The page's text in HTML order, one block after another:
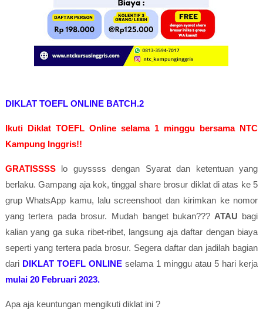
DIKLAT TOEFL ONLINE BATCH.2
Ikuti Diklat TOEFL Online selama 1 minggu bersama NTC
Kampung Inggris!!
GRATISSSSlo guyssss dengan Syarat dan ketentuan yang
berlaku. Gampang aja kok, tinggal share brosur diklat di atas ke 5
grup WhatsApp kamu, lalu screenshoot dan kirimkan ke nomor
yang tertera pada brosur. Mudah banget bukan??? ATAU bagi
kalian yang ga suka ribet-ribet, langsung aja daftar dengan biaya
seperti yang tertera pada brosur. Segera daftar dan jadilah bagian
dari DIKLAT TOEFL ONLINEselama 1 minggu atau 5 hari kerja
mulai 20 Februari 2023.
Apa aja keuntungan mengikuti diklat ini ?